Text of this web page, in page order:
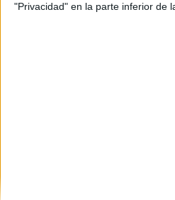
"Privacidad" en la parte inferior de
Murcia(1)